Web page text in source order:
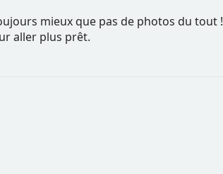
mieux que pas de photos du tout !
aller plus prêt.